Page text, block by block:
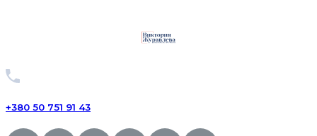
+380 50 751 91 43